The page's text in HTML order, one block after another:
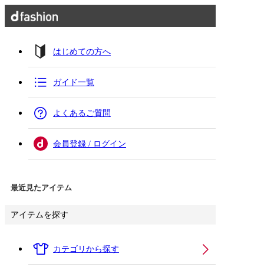
はじめての方へ
ガイド一覧
よくあるご質問
会員登録 / ログイン
最近見たアイテム
アイテムを探す
カテゴリから探す